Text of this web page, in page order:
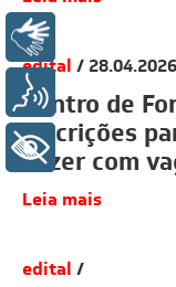
edital / 28.04.2026
Centro de
inscrições
Lazer com
Leia mais
edital /
+